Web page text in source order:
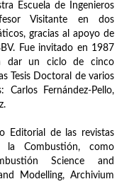
Escuela de Ingenieros
Visitante en dos
gracias al apoyo de
Fue invitado en 1987
dar un ciclo de cinco
Tesis Doctoral de varios
Carlos Fernández-Pello,
Editorial de las revistas
la Combustión, como
Science and
Modelling, Archivium